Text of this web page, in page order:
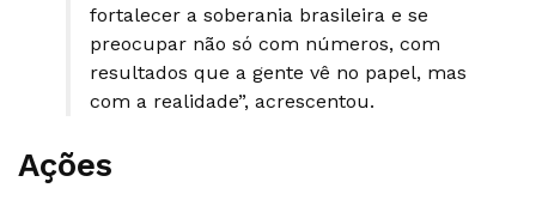
fortalecer a soberania brasileira e se
preocupar não só com números, com
resultados que a gente vê no papel, mas
com a realidade”, acrescentou.
Ações